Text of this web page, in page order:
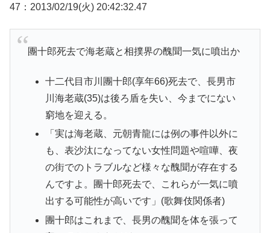
47：2013/02/19(火) 20:42:32.47
團十郎死去で海老蔵と相撲界の醜聞一気に噴出か
十二代目市川團十郎(享年66)死去で、長男市
川海老蔵(35)は後ろ盾を失い、今までにない
窮地を迎える。
「実は海老蔵、元朝青龍には例の事件以外に
も、表沙汰になってない女性問題や喧嘩、夜
の街でのトラブルなど様々な醜聞が存在する
んですよ。團十郎死去で、これらが一気に噴
出する可能性が高いです」(歌舞伎関係者)
團十郎はこれまで、長男の醜聞を体を張って